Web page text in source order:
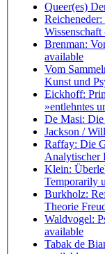
Queer(es)
Wissenschaft
Brenman:
available
Vom
Kunst und
Eickhoff:
»entlehntes
De Masi: Die
Jackson /
Raffay: Die
Analytischer
Klein:
Temporarily
Burkholz:
Theorie
Waldvogel:
available
Tabak de